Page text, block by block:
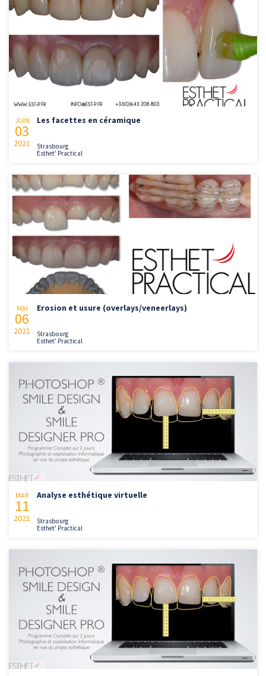
JUIN
03
2021
Les facettes en céramique
Strasbourg
Esthet' Practical
MAI
06
2021
Erosion et usure (overlays/veneerlays)
Strasbourg
Esthet' Practical
MAR
11
2021
Analyse esthétique virtuelle
Strasbourg
Esthet' Practical